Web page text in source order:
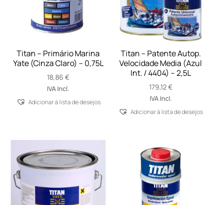
Titan – Primário Marina
Yate (Cinza Claro) – 0,75L
18,86€
IVA Incl.
Adicionar á lista de desejos
Titan – Patente Autop.
Velocidade Media (Azul
Int. / 4404) – 2,5L
179,12€
IVA Incl.
Adicionar á lista de desejos